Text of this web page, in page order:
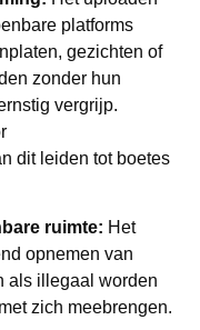
platforms
gezichten of
zonder hun
vergrijp.
dit leiden tot boetes
ruimte: Het
opnemen van
als illegaal worden
zich meebrengen.